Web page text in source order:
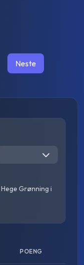
Neste
Hege Grønning i
POENG